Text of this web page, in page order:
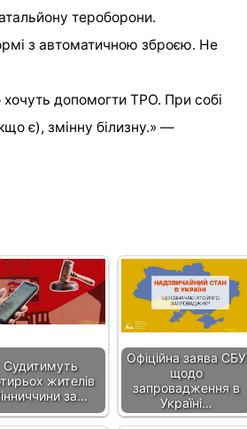
тероборони.
з автоматичною зброєю. Не
допомогти ТРО. При собі
є), змінну білизну.» —
Судитимуть
жителів
за…
Офіційна заява СБУ
щодо
запровадження в
Україні…